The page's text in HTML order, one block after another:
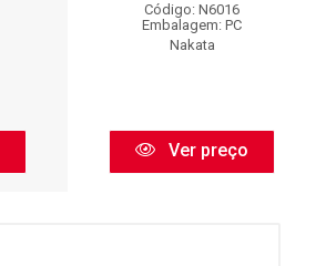
Código: N6016
Embalagem: PC
Nakata
Ver preço